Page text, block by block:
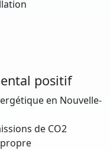
positif
en Nouvelle-
de CO2